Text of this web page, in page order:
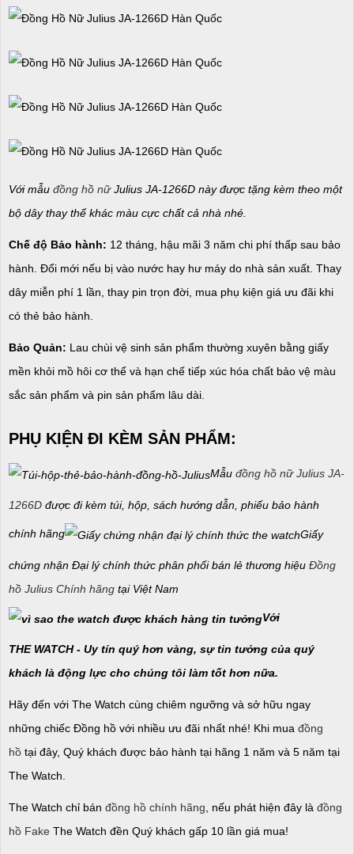
Với mẫu đồng hồ nữJulius JA-1266D này được tặng kèm theo một
bộ dây thay thế khác màu cực chất cả nhà nhé.
Chế độ Bảo hành: 12 tháng, hậu mãi 3 năm chi phí thấp sau bảo
hành. Đổi mới nếu bị vào nước hay hư máy do nhà sản xuất. Thay
dây miễn phí 1 lần, thay pin trọn đời, mua phụ kiện giá ưu đãi khi
có thẻ bảo hành.
Bảo Quản: Lau chùi vệ sinh sản phẩm thường xuyên bằng giấy
mền khỏi mồ hôi cơ thể và hạn chế tiếp xúc hóa chất bảo vệ màu
sắc sản phẩm và pin sản phẩm lâu dài.
PHỤ KIỆN ĐI KÈM SẢN PHẨM:
Mẫu đồng hồ nữ Julius JA-
1266D được đi kèm túi, hộp, sách hướng dẫn, phiếu bảo hành
chính hãng Giấy
chứng nhận Đại lý chính thức phân phối bán lẻ thương hiệu Đồng
hồ Julius Chính hãng tại Việt Nam
Với
THE WATCH - Uy tín quý hơn vàng, sự tin tưởng của quý
khách là động lực cho chúng tôi làm tốt hơn nữa.
Hãy đến với The Watch cùng chiêm ngưỡng và sở hữu ngay
những chiếc Đồng hồ với nhiều ưu đãi nhất nhé! Khi mua đồng
hồ tại đây, Quý khách được bảo hành tại hãng 1 năm và 5 năm tại
The Watch.
The Watch chỉ bán đồng hồ chính hãng , nếu phát hiện đây là đồng
hồ Fake The Watch đền Quý khách gấp 10 lần giá mua!